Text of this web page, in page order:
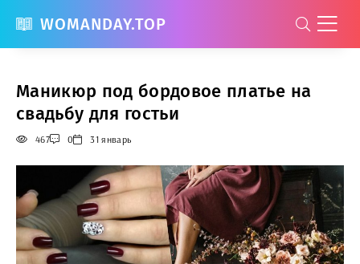
WOMANDAY.TOP
Маникюр под бордовое платье на
свадьбу для гостьи
467 0 31 январь